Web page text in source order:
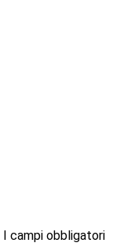
I campi obbligatori